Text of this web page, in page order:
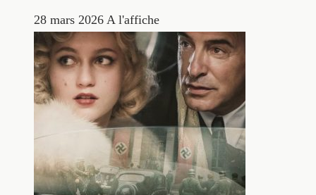
28 mars 2026 A l'affiche